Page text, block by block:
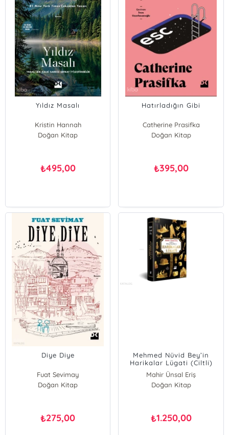
Yıldız Masalı
Kristin Hannah
Doğan Kitap
₺495,00
Hatırladığın Gibi
Catherine Prasifka
Doğan Kitap
₺395,00
Diye Diye
Fuat Sevimay
Doğan Kitap
₺275,00
Mehmed Nüvid Bey’in
Harikalar Lügati (Ciltli)
Mahir Ünsal Eriş
Doğan Kitap
₺1.250,00